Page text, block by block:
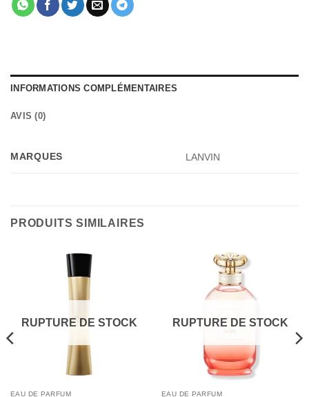
INFORMATIONS COMPLÉMENTAIRES
AVIS (0)
MARQUES LANVIN
PRODUITS SIMILAIRES
RUPTURE DE STOCK
EAU DE PARFUM
RUPTURE DE STOCK
EAU DE PARFUM